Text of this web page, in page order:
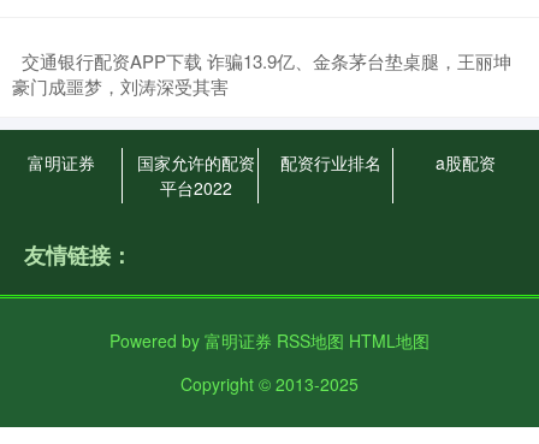
​交通银行配资APP下载 诈骗13.9亿、金条茅台垫桌腿，王丽坤
豪门成噩梦，刘涛深受其害
富明证券
国家允许的配资
平台2022
配资行业排名 a股配资
友情链接：
Powered by 富明证券 RSS地图 HTML地图
Copyright © 2013-2025